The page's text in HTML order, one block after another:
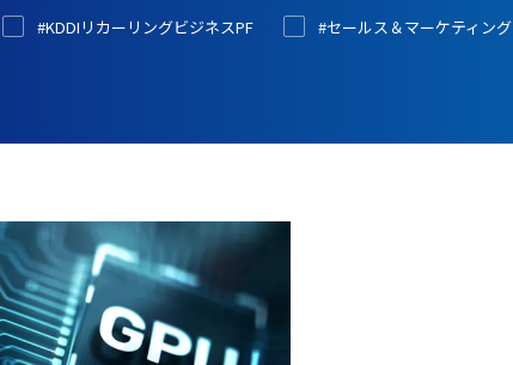
#KDDIリカーリングビジネスPF #セールス＆マーケティング